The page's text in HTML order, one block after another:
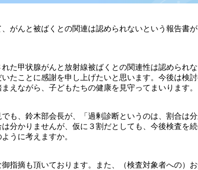
んと被ばくとの関連は認められないという報告書
た甲状腺がんと放射線被ばくとの関連性は認められ
たことに感謝を申し上げたいと思います。今後は検
えながら、子どもたちの健康を見守ってまいります。
、鈴木部会長が、「過剰診断というのは、割合は
分かりませんが、仮に３割だとしても、今後検査を
うに考えますか。
摘も頂いております。また、（検査対象者への）